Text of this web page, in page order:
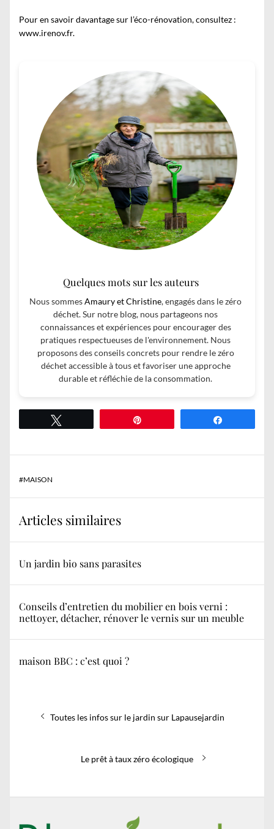
Pour en savoir davantage sur l’éco-rénovation, consultez :
www.irenov.fr.
Quelques mots sur les auteurs
Nous sommesAmaury et Christine, engagés dans le zéro
déchet. Sur notre blog, nous partageons nos
connaissances et expériences pour encourager des
pratiques respectueuses de l'environnement. Nous
proposons des conseils concrets pour rendre le zéro
déchet accessible à tous et favoriser une approche
durable et réfléchie de la consommation.
#MAISON
Articles similaires
Un jardin bio sans parasites
Conseils d’entretien du mobilier en bois verni :
nettoyer, détacher, rénover le vernis sur un meuble
maison BBC : c’est quoi ?
Previous
Toutes les infos sur le jardin sur Lapausejardin
Next
Le prêt à taux zéro écologique